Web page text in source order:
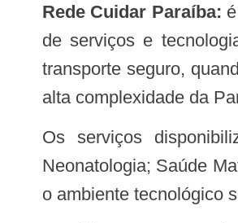
Rede Cuidar Paraíba:
de serviços e
transporte seguro,
alta complexidade da
Os serviços disponibilizados pela Rede, em todo estado, estão estruturados em cinco eixos: Cardiologia Pediátrica;
Neonatologia; Saúde
o ambiente tecnológico